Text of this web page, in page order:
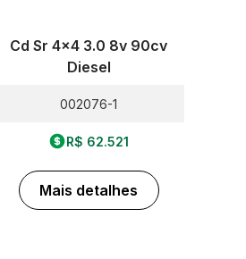
Cd Sr 4x4 3.0 8v 90cv
Diesel
002076-1
R$ 62.521
Mais detalhes